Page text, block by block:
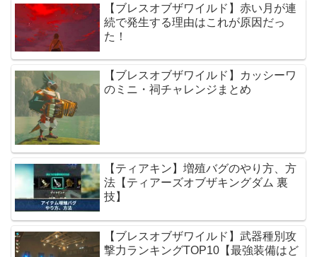
【ブレスオブザワイルド】赤い月が連
続で発生する理由はこれが原因だっ
た！
【ブレスオブザワイルド】カッシーワ
のミニ・祠チャレンジまとめ
【ティアキン】増殖バグのやり方、方
法【ティアーズオブザキングダム 裏
技】
【ブレスオブザワイルド】武器種別攻
撃力ランキングTOP10【最強装備はど